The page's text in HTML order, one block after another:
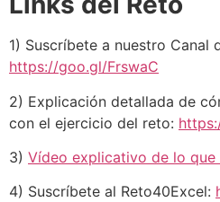
1) Suscríbete a nuestro Canal
https://goo.gl/FrswaC
2) Explicación detallada de
con el ejercicio del reto:
3) Vídeo explicativo de lo que
4) Suscríbete al Reto40Excel: